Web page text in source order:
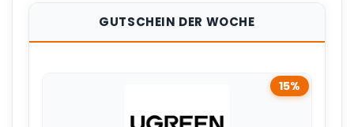
GUTSCHEIN DER WOCHE
15%